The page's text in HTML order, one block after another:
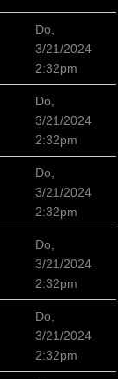
Do,
3/21/2024
2:32pm
Do,
3/21/2024
2:32pm
Do,
3/21/2024
2:32pm
Do,
3/21/2024
2:32pm
Do,
3/21/2024
2:32pm